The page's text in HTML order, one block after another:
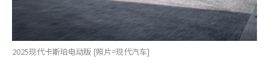
2025现代卡斯珀电动版 [照片=现代汽车]